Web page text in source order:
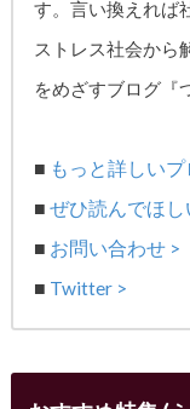
す。言い換えれば
ストレス社会から
をめざすブログ『
■ もっと詳しい
■ぜひ読んでほし
■ お問い合わせ >
■ Twitter >